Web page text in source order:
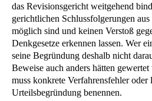
das Revisionsgericht weitgehend
gerichtlichen Schlussfolgerungen
möglich sind und keinen Verstoß
Denkgesetze erkennen lassen. Wer
seine Begründung deshalb nicht
Beweise auch anders hätten
muss konkrete Verfahrensfehler
Urteilsbegründung benennen.